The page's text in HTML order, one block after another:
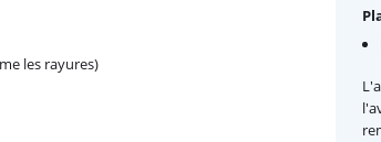
les rayures)